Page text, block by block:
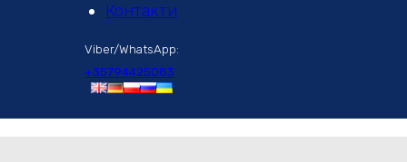
Контакти
Viber/WhatsApp:
+35794425083